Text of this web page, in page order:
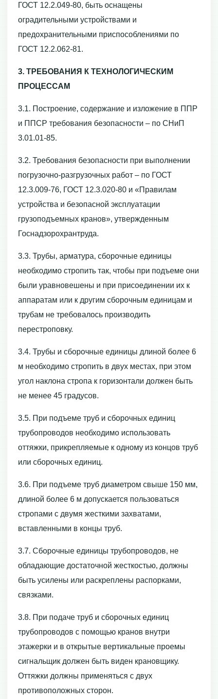
ГОСТ 12.2.049-80, быть оснащены
оградительными устройствами и
предохранительными приспособлениями по
ГОСТ 12.2.062-81.
3. ТРЕБОВАНИЯ К ТЕХНОЛОГИЧЕСКИМ
ПРОЦЕССАМ
3.1. Построение, содержание и изложение в ППР
и ППСР требования безопасности – по СНиП
3.01.01-85.
3.2. Требования безопасности при выполнении
погрузочно-разгрузочных работ – по ГОСТ
12.3.009-76, ГОСТ 12.3.020-80 и «Правилам
устройства и безопасной эксплуатации
грузоподъемных кранов», утвержденным
Госнадзорохрантруда.
3.3. Трубы, арматура, сборочные единицы
необходимо стропить так, чтобы при подъеме они
были уравновешены и при присоединении их к
аппаратам или к другим сборочным единицам и
трубам не требовалось производить
перестроповку.
3.4. Трубы и сборочные единицы длиной более 6
м необходимо стропить в двух местах, при этом
угол наклона стропа к горизонтали должен быть
не менее 45 градусов.
3.5. При подъеме труб и сборочных единиц
трубопроводов необходимо использовать
оттяжки, прикрепляемые к одному из концов труб
или сборочных единиц.
3.6. При подъеме труб диаметром свыше 150 мм,
длиной более 6 м допускается пользоваться
стропами с двумя жесткими захватами,
вставленными в концы труб.
3.7. Сборочные единицы трубопроводов, не
обладающие достаточной жесткостью, должны
быть усилены или раскреплены распорками,
связками.
3.8. При подаче труб и сборочных единиц
трубопроводов с помощью кранов внутри
этажерки и в открытые вертикальные проемы
сигнальщик должен быть виден крановщику.
Оттяжки должны применяться с двух
противоположных сторон.